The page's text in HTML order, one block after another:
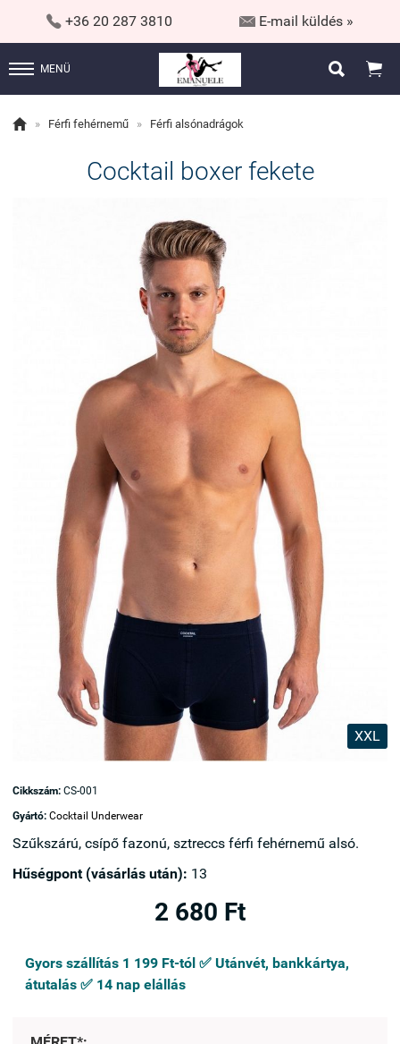
 +36 20 287 3810  E-mail küldés »
MENÜ  
 » Férfi fehérnemű » Férfi alsónadrágok
Cocktail boxer fekete
XXL
Cikkszám: CS-001
Gyártó: Cocktail Underwear
Szűkszárú, csípő fazonú, sztreccs férfi fehérnemű alsó.
Hűségpont (vásárlás után): 13
2 680 Ft
Gyors szállítás 1 199 Ft-tól ✅ Utánvét, bankkártya,
átutalás ✅ 14 nap elállás